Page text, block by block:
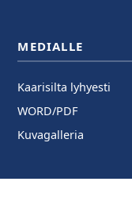
MEDIALLE
Kaarisilta lyhyesti
WORD/PDF
Kuvagalleria